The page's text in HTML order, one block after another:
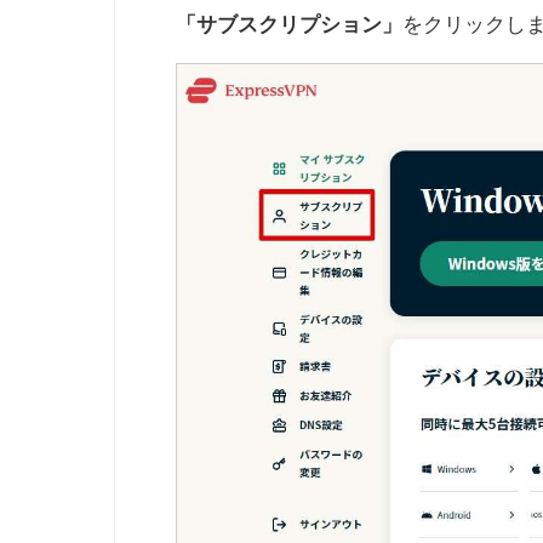
「サブスクリプション」 をクリックし